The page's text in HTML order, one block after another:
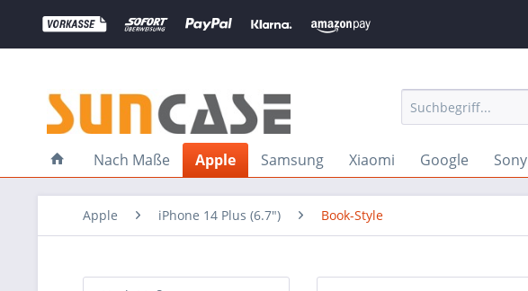
Nach Maße Apple Samsung Xiaomi Google Sony
Apple iPhone 14 Plus (6.7") Book-Style